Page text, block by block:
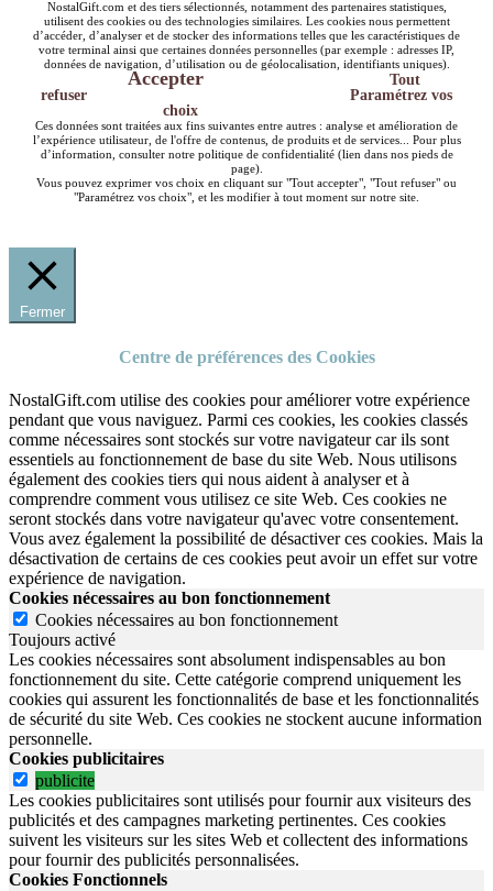
NostalGift.com et des tiers sélectionnés, notamment des partenaires statistiques,
utilisent des cookies ou des technologies similaires. Les cookies nous permettent
d’accéder, d’analyser et de stocker des informations telles que les caractéristiques de
votre terminal ainsi que certaines données personnelles (par exemple : adresses IP,
données de navigation, d’utilisation ou de géolocalisation, identifiants uniques).
Accepter
Tout
refuser
Paramétrez vos
choix
Ces données sont traitées aux fins suivantes entre autres : analyse et amélioration de
l’expérience utilisateur, de l'offre de contenus, de produits et de services... Pour plus
d’information, consulter notre politique de confidentialité (lien dans nos pieds de
page).
Vous pouvez exprimer vos choix en cliquant sur "Tout accepter", "Tout refuser" ou
"Paramétrez vos choix", et les modifier à tout moment sur notre site.
Fermer
Centre de préférences des Cookies
NostalGift.com utilise des cookies pour améliorer votre expérience
pendant que vous naviguez. Parmi ces cookies, les cookies classés
comme nécessaires sont stockés sur votre navigateur car ils sont
essentiels au fonctionnement de base du site Web. Nous utilisons
également des cookies tiers qui nous aident à analyser et à
comprendre comment vous utilisez ce site Web. Ces cookies ne
seront stockés dans votre navigateur qu'avec votre consentement.
Vous avez également la possibilité de désactiver ces cookies. Mais la
désactivation de certains de ces cookies peut avoir un effet sur votre
expérience de navigation.
Cookies nécessaires au bon fonctionnement
Cookies nécessaires au bon fonctionnement
Toujours activé
Les cookies nécessaires sont absolument indispensables au bon
fonctionnement du site. Cette catégorie comprend uniquement les
cookies qui assurent les fonctionnalités de base et les fonctionnalités
de sécurité du site Web. Ces cookies ne stockent aucune information
personnelle.
Cookies publicitaires
publicite
Les cookies publicitaires sont utilisés pour fournir aux visiteurs des
publicités et des campagnes marketing pertinentes. Ces cookies
suivent les visiteurs sur les sites Web et collectent des informations
pour fournir des publicités personnalisées.
Cookies Fonctionnels